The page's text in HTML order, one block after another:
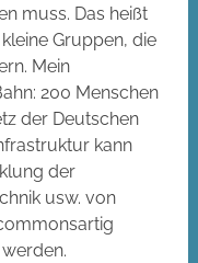
muss. Das heißt
Gruppen, die
Mein
200 Menschen
der Deutschen
kann
der
usw. von